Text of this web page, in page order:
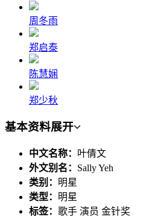
周冬雨
郑启泰
陈慧娴
郑少秋
基本资料展开
中文名称： 叶倩文
外文别名： Sally Yeh
类别： 明星
类型： 明星
标签： 歌手 演员 金针奖